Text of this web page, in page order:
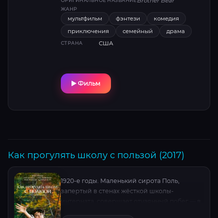
Визуальная поэзия ледниковых пейзажей и
саундтрек Фила Коллинза создают
магический антураж.
ЖАНР
мультфильм фэнтези
комедия
приключения
семейный драма
СТРАНА США
Фильм
Как прогулять школу с пользой (2017)
1920-е годы. Маленький сирота Поль,
запертый в стенах жёсткой школы-